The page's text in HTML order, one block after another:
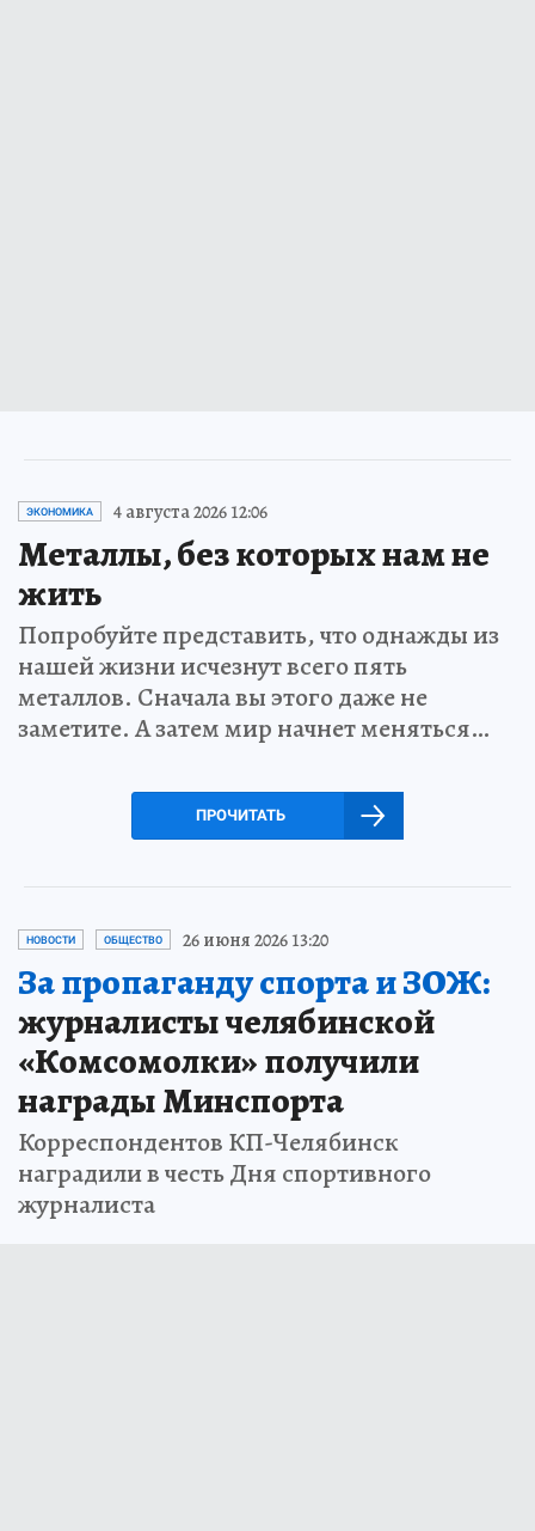
ЭКОНОМИКА 4 августа 2026 12:06
Металлы, без которых нам не
жить
Попробуйте представить, что однажды из
нашей жизни исчезнут всего пять
металлов. Сначала вы этого даже не
заметите. А затем мир начнет меняться…
ПРОЧИТАТЬ
НОВОСТИ ОБЩЕСТВО 26 июня 2026 13:20
За пропаганду спорта и ЗОЖ:
журналисты челябинской
«Комсомолки» получили
награды Минспорта
Корреспондентов КП-Челябинск
наградили в честь Дня спортивного
журналиста